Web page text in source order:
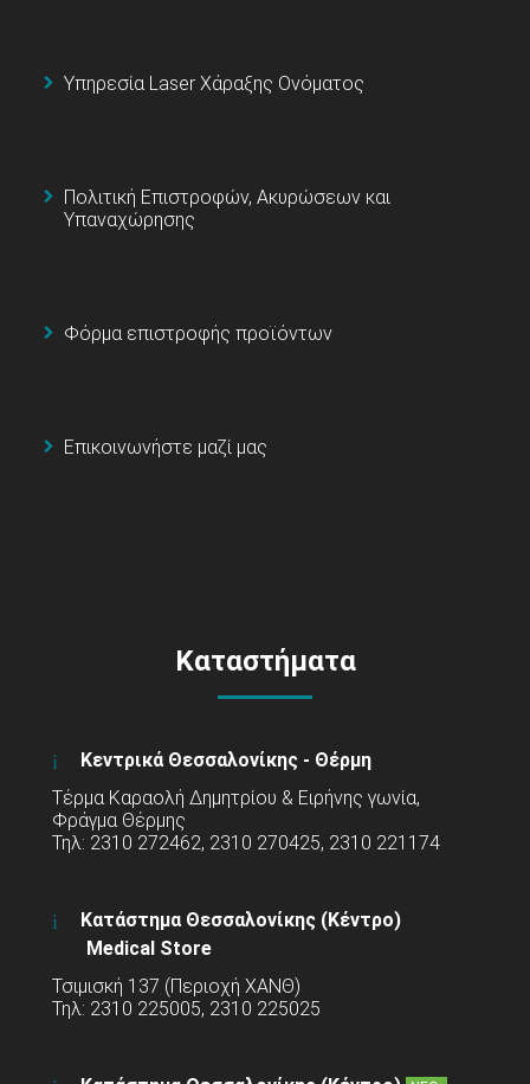
Υπηρεσία Laser Χάραξης Ονόματος
Πολιτική Επιστροφών, Ακυρώσεων και
Υπαναχώρησης
Φόρμα επιστροφής προϊόντων
Επικοινωνήστε μαζί μας
Καταστήματα
Κεντρικά Θεσσαλονίκης - Θέρμη
Τέρμα Καραολή Δημητρίου & Ειρήνης γωνία,
Φράγμα Θέρμης
Τηλ: 2310 272462, 2310 270425, 2310 221174
Κατάστημα Θεσσαλονίκης (Κέντρο)
Medical Store
Τσιμισκή 137 (Περιοχή ΧΑΝΘ)
Τηλ: 2310 225005, 2310 225025